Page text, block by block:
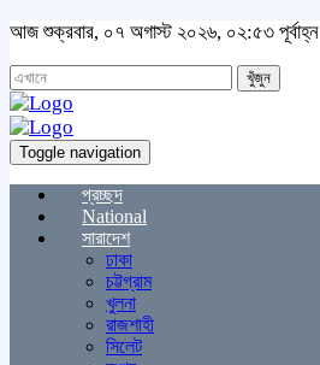
আজ শুক্রবার, ০৭ অগাস্ট ২০২৬, ০২:৫৩ পূর্বাহ্ন
খুঁজুন
Toggle navigation
প্রচ্ছদ
National
সারাদেশ
ঢাকা
চট্টগ্রাম
খুলনা
রাজশাহী
সিলেট